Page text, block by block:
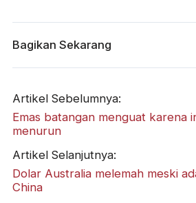
Bagikan Sekarang
Artikel Sebelumnya:
Emas batangan menguat karena
menurun
Artikel Selanjutnya:
Dolar Australia melemah meski
China